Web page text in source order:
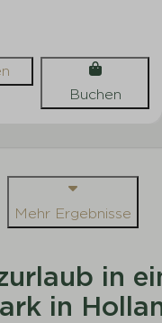
Buchen
Mehr Ergebnisse
in
in